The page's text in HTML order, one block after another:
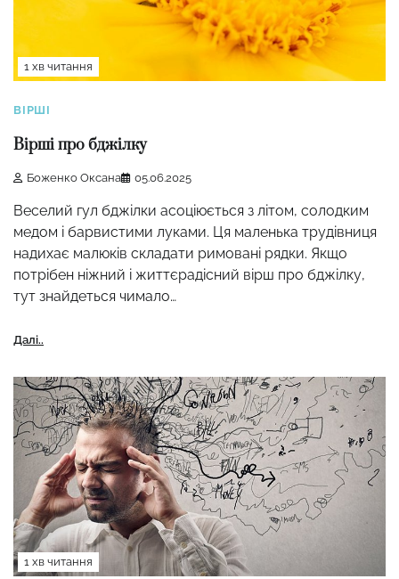
1 хв читання
ВІРШІ
Вірші про бджілку
Боженко Оксана 05.06.2025
Веселий гул бджілки асоціюється з літом, солодким
медом і барвистими луками. Ця маленька трудівниця
надихає малюків складати римовані рядки. Якщо
потрібен ніжний і життєрадісний вірш про бджілку,
тут знайдеться чимало…
Далі..
1 хв читання